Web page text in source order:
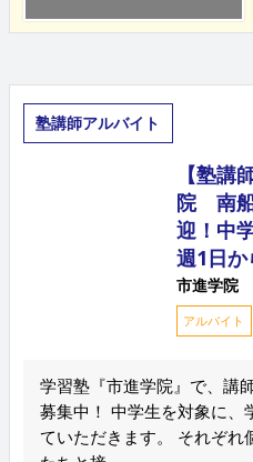
塾講師アルバイト
【塾講
院 南船
迎！中
週1日か
市進学院
アルバイト
学習塾『市進学院』で、講
募集中！ 中学生を対象に、
ていただきます。 それぞれ